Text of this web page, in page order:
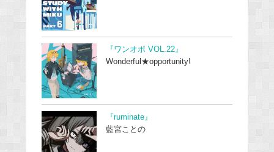
『ワンオポ VOL.22』
Wonderful★opportunity!
『ruminate』
藍宮ことの